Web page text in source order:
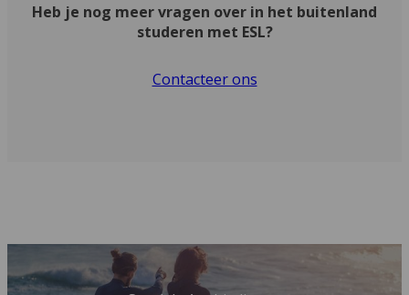
Heb je nog meer vragen over in het buitenland
studeren met ESL?
Contacteer ons